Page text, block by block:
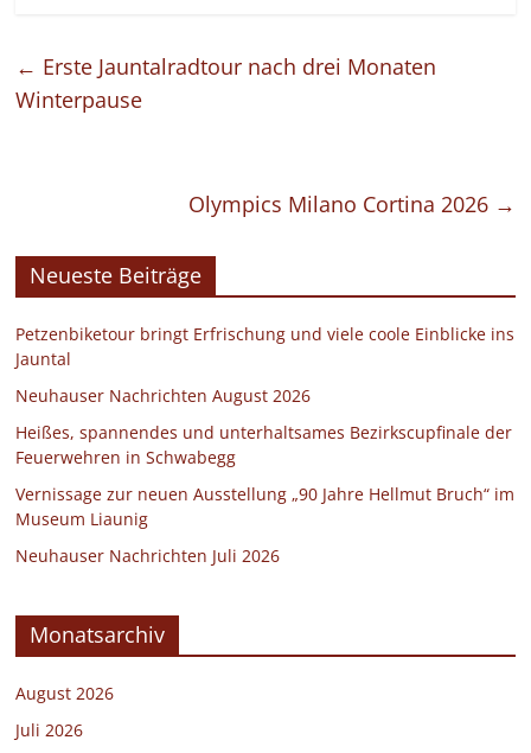
← Erste Jauntalradtour nach drei Monaten
Winterpause
Olympics Milano Cortina 2026 →
Neueste Beiträge
Petzenbiketour bringt Erfrischung und viele coole Einblicke ins
Jauntal
Neuhauser Nachrichten August 2026
Heißes, spannendes und unterhaltsames Bezirkscupfinale der
Feuerwehren in Schwabegg
Vernissage zur neuen Ausstellung „90 Jahre Hellmut Bruch“ im
Museum Liaunig
Neuhauser Nachrichten Juli 2026
Monatsarchiv
August 2026
Juli 2026